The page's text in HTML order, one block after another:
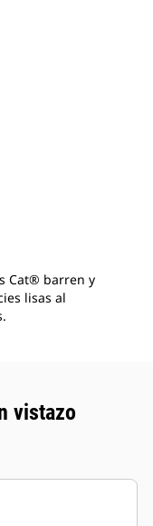
Cat® barren y
lisas al
vistazo